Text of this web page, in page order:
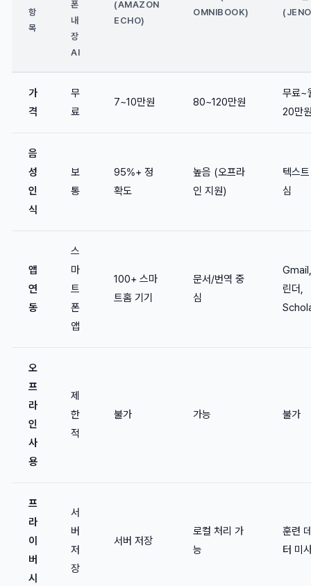
항
목
폰
내
장
AI
(AMAZON
ECHO)
OMNIBOOK)
가
격
무
료
7~10만원 80~120만원
무료~
20만
음
성
인
식
보
통
95%+ 정
확도
높음 (오프라
인 지원)
텍스
심
앱
연
동
스
마
트
폰
앱
100+ 스마
트홈 기기
문서/번역 중
심
린더,
오
프
라
인
사
용
제
한
적
불가 가능 불가
프
라
이
버
시
서
버
저
장
서버 저장
로컬 처리 가
능
훈련
터 미